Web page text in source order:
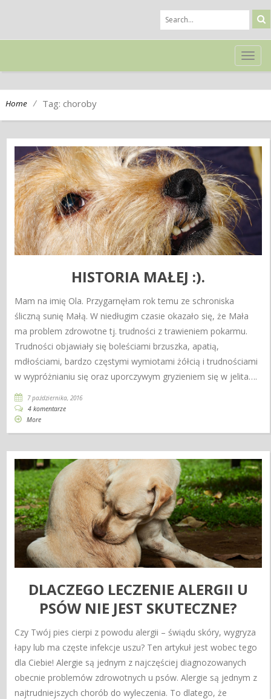
Home / Tag: choroby
HISTORIA MAŁEJ :).
Mam na imię Ola. Przygarnęłam rok temu ze schroniska
śliczną sunię Małą. W niedługim czasie okazało się, że Mała
ma problem zdrowotne tj. trudności z trawieniem pokarmu.
Trudności objawiały się boleściami brzuszka, apatią,
mdłościami, bardzo częstymi wymiotami żółcią i trudnościami
w wypróżnianiu się oraz uporczywym gryzieniem się w jelita….
7 października, 2016
4 komentarze
More
DLACZEGO LECZENIE ALERGII U
PSÓW NIE JEST SKUTECZNE?
Czy Twój pies cierpi z powodu alergii – świądu skóry, wygryza
łapy lub ma częste infekcje uszu? Ten artykuł jest wobec tego
dla Ciebie! Alergie są jednym z najczęściej diagnozowanych
obecnie problemów zdrowotnych u psów. Alergie są jednym z
najtrudniejszych chorób do wyleczenia. To dlatego, że